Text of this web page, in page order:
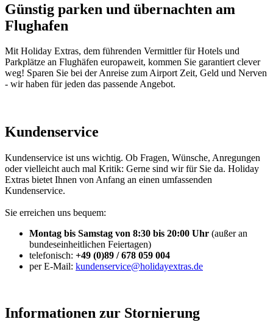
Günstig parken und übernachten am
Flughafen
Mit Holiday Extras, dem führenden Vermittler für Hotels und
Parkplätze an Flughäfen europaweit, kommen Sie garantiert clever
weg! Sparen Sie bei der Anreise zum Airport Zeit, Geld und Nerven
- wir haben für jeden das passende Angebot.
Kundenservice
Kundenservice ist uns wichtig. Ob Fragen, Wünsche, Anregungen
oder vielleicht auch mal Kritik: Gerne sind wir für Sie da. Holiday
Extras bietet Ihnen von Anfang an einen umfassenden
Kundenservice.
Sie erreichen uns bequem:
Montag bis Samstag von 8:30 bis 20:00 Uhr (außer an
bundeseinheitlichen Feiertagen)
telefonisch: +49 (0)89 / 678 059 004
per E-Mail: kundenservice@holidayextras.de
Informationen zur Stornierung